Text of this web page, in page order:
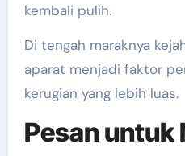
kembali pulih.
Di tengah maraknya
aparat menjadi faktor
kerugian yang lebih luas.
Pesan